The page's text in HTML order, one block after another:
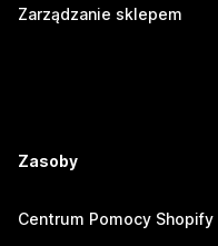
Zarządzanie sklepem
Zasoby
Centrum Pomocy Shopify